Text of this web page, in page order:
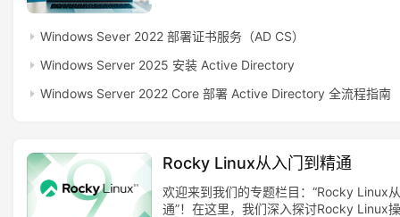
础概念到生产环境最佳实践，系统帮助技
安全、高可用、可扩展的 Active Directory
设施。
Windows Sever 2022 部署证书服务（AD CS）
Windows Server 2025 安装 Active Directory
Windows Server 2022 Core 部署 Active Directory 全流程指南
Rocky Linux从入门到精通
欢迎来到我们的专题栏目：“Rocky Linux
通”！在这里，我们深入探讨Rocky Linux